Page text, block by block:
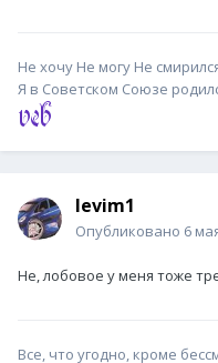
Не хочу Не могу Не
Я в Советском Союзе
levim1
Опубликовано 6
Не, лобовое у меня тоже
Все, что угодно, кроме